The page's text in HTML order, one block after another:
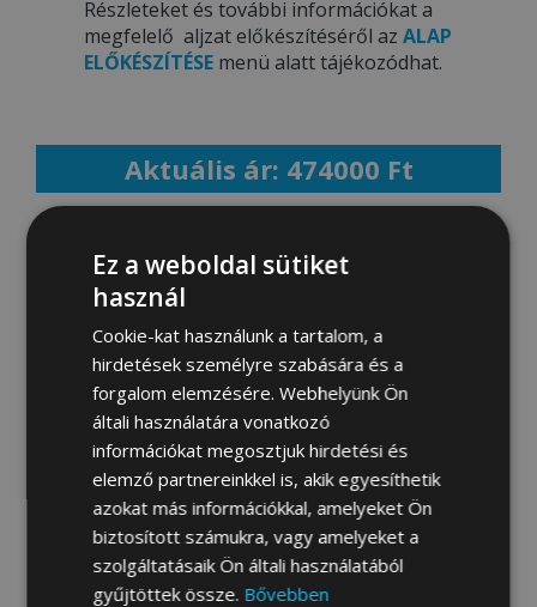
Részleteket és további információkat a
megfelelő aljzat előkészítéséről az ALAP
ELŐKÉSZÍTÉSE menü alatt tájékozódhat.
Aktuális ár: 474000 Ft
Fotógaléria:
Ez a weboldal sütiket
használ
Cookie-kat használunk a tartalom, a
hirdetések személyre szabására és a
forgalom elemzésére. Webhelyünk Ön
általi használatára vonatkozó
információkat megosztjuk hirdetési és
elemző partnereinkkel is, akik egyesíthetik
azokat más információkkal, amelyeket Ön
biztosított számukra, vagy amelyeket a
szolgáltatásaik Ön általi használatából
gyűjtöttek össze. Bővebben